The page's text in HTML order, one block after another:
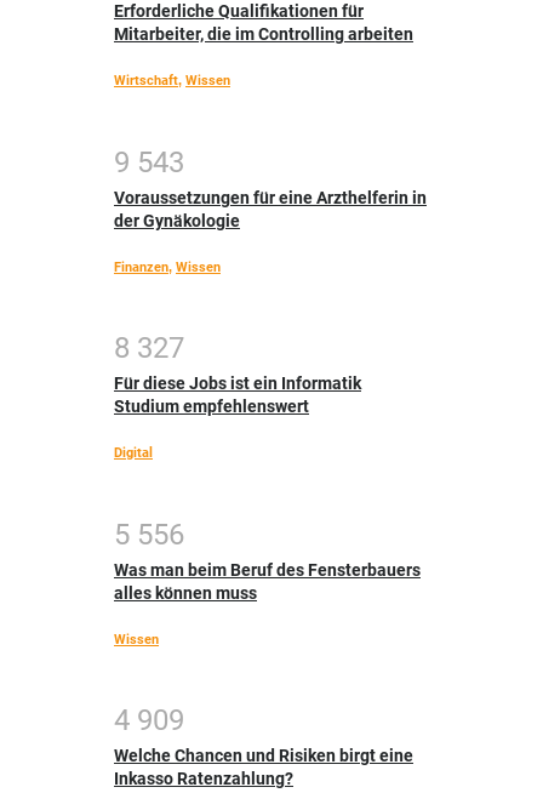
Erforderliche Qualifikationen für
Mitarbeiter, die im Controlling arbeiten
Wirtschaft, Wissen
9 543
Voraussetzungen für eine Arzthelferin in
der Gynäkologie
Finanzen, Wissen
8 327
Für diese Jobs ist ein Informatik
Studium empfehlenswert
Digital
5 556
Was man beim Beruf des Fensterbauers
alles können muss
Wissen
4 909
Welche Chancen und Risiken birgt eine
Inkasso Ratenzahlung?